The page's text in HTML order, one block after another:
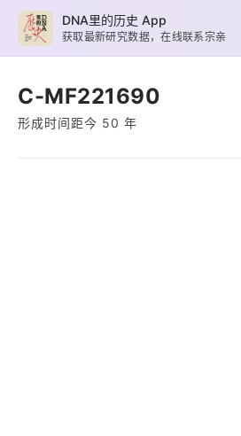
C-MF221690
形成时间距今 50 年
DNA里的历史 App
获取最新研究数据，在线联系宗亲